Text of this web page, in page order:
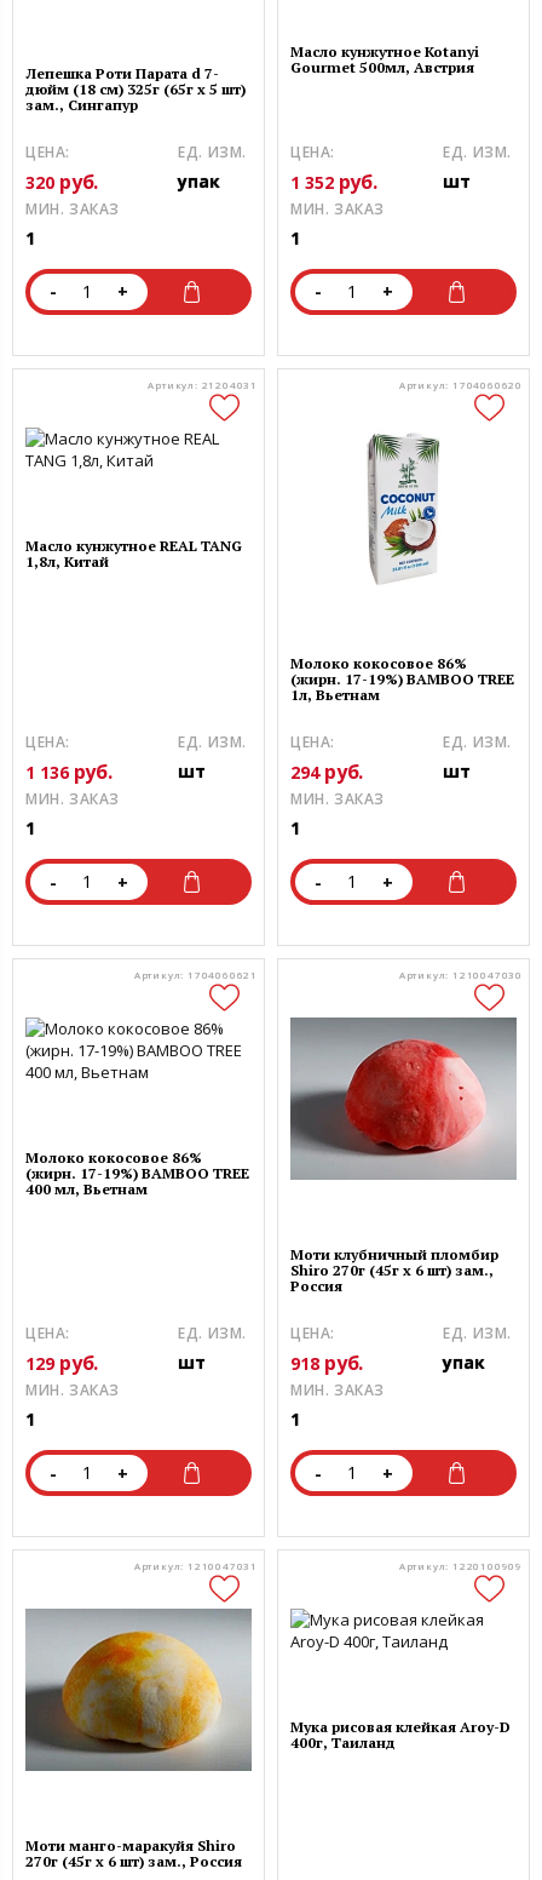
Лепешка Роти Парата d 7-
дюйм (18 см) 325г (65г х 5 шт)
зам., Сингапур
ЦЕНА:
320 руб. упак
ЕД. ИЗМ.
1
МИН. ЗАКАЗ
- +
Масло кунжутное Kotanyi
Gourmet 500мл, Австрия
ЦЕНА:
1 352 руб. шт
ЕД. ИЗМ.
1
МИН. ЗАКАЗ
- +
Артикул: 21204031
Масло кунжутное REAL TANG
1,8л, Китай
ЦЕНА:
1 136 руб. шт
ЕД. ИЗМ.
1
МИН. ЗАКАЗ
- +
Артикул: 1704060620
Молоко кокосовое 86%
(жирн. 17-19%) BAMBOO TREE
1л, Вьетнам
ЦЕНА:
294 руб. шт
ЕД. ИЗМ.
1
МИН. ЗАКАЗ
- +
Артикул: 1704060621
Молоко кокосовое 86%
(жирн. 17-19%) BAMBOO TREE
400 мл, Вьетнам
ЦЕНА:
129 руб. шт
ЕД. ИЗМ.
1
МИН. ЗАКАЗ
- +
Артикул: 1210047030
Моти клубничный пломбир
Shiro 270г (45г х 6 шт) зам.,
Россия
ЦЕНА:
918 руб. упак
ЕД. ИЗМ.
1
МИН. ЗАКАЗ
- +
Артикул: 1210047031
Моти манго-маракуйя Shiro
270г (45г х 6 шт) зам., Россия
Артикул: 1220100909
Мука рисовая клейкая Aroy-D
400г, Таиланд